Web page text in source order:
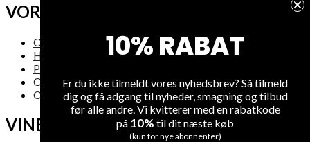
VORES FIRMA
Om os
Handelsbetingelser
Privatlivsregler
Om levering
Oversigt over hjemmesiden
VINE
10% RABAT
Er du ikke tilmeldt vores nyhedsbrev? Så tilmeld
dig og få adgang til nyheder, smagning og tilbud
før alle andre. Vi kvitterer med en rabatkode
på 10% til dit næste køb
(kun for nye abonnenter)